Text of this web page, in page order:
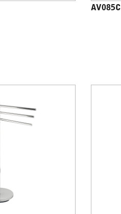
AV085C